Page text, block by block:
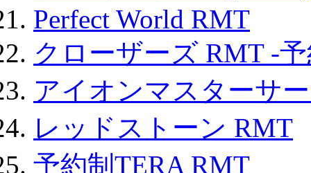
Perfect World RMT
クローザーズ RMT -
アイオンマスターサ
レッドストーン RMT
予約制TERA RMT